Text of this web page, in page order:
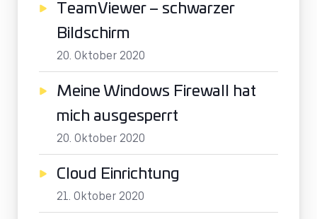
TeamViewer – schwarzer
Bildschirm
20. Oktober 2020
Meine Windows Firewall hat
mich ausgesperrt
20. Oktober 2020
Cloud Einrichtung
21. Oktober 2020